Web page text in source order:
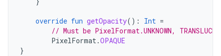
override fun getOpacity(): Int =
// Must be PixelFormat.UNKNOWN,
PixelFormat.OPAQUE
}